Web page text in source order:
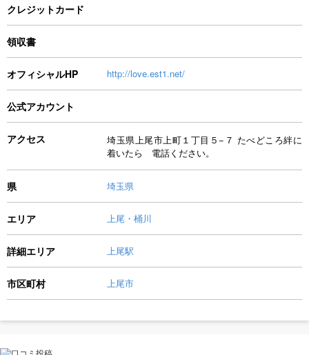
クレジットカード
領収書
オフィシャルHP http://love.est1.net/
公式アカウント
アクセス
埼玉県上尾市上町１丁目５−７ たべどころ絆に
着いたら 電話ください。
県 埼玉県
エリア 上尾・桶川
詳細エリア 上尾駅
市区町村 上尾市